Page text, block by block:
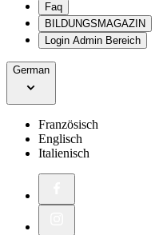
Faq
BILDUNGSMAGAZIN
Login Admin Bereich
German
Französisch
Englisch
Italienisch